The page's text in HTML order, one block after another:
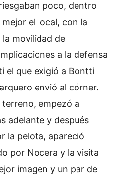
poco, dentro
el local, con la
movilidad de
a la defensa
el que exigió a Bontti
envió al córner.
terreno, empezó a
adelante y después
la pelota, apareció
por Nocera y la visita
imagen y un par de